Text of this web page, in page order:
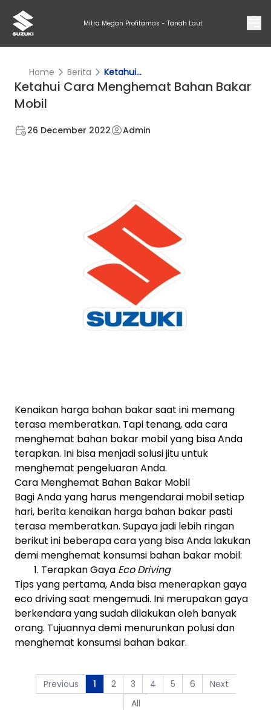
Mitra Megah Profitamas - Tanah Laut
Home Berita Ketahui...
Ketahui Cara Menghemat Bahan Bakar
Mobil
26 December 2022 Admin
Kenaikan harga bahan bakar saat ini memang
terasa memberatkan. Tapi tenang, ada cara
menghemat bahan bakar mobil yang bisa Anda
terapkan. Ini bisa menjadi solusi jitu untuk
menghemat pengeluaran Anda.
Cara Menghemat Bahan Bakar Mobil
Bagi Anda yang harus mengendarai mobil setiap
hari, berita kenaikan harga bahan bakar pasti
terasa memberatkan. Supaya jadi lebih ringan
berikut ini beberapa cara yang bisa Anda lakukan
demi menghemat konsumsi bahan bakar mobil:
1. Terapkan Gaya Eco Driving
Tips yang pertama, Anda bisa menerapkan gaya
eco driving saat mengemudi. Ini merupakan gaya
berkendara yang sudah dilakukan oleh banyak
orang. Tujuannya demi menurunkan polusi dan
menghemat konsumsi bahan bakar.
Previous 1 2 3 4 5 6
Next
All